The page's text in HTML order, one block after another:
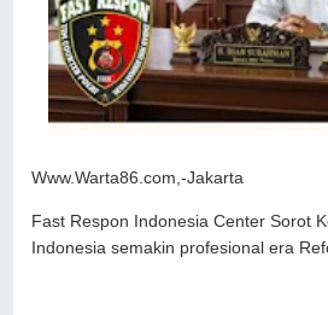
Www.Warta86.com,-Jakarta
Fast Respon Indonesia Center Sorot
Indonesia semakin profesional era